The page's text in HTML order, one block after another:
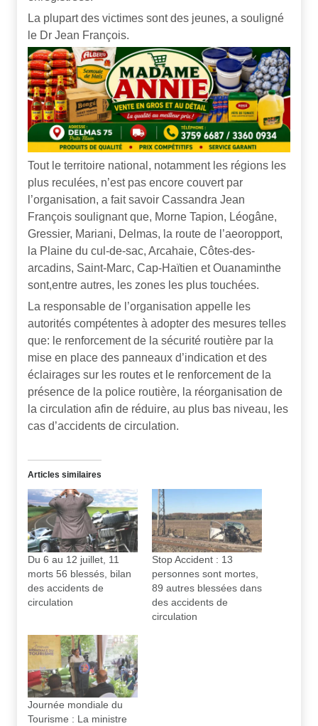
La plupart des victimes sont des jeunes, a souligné
le Dr Jean François.
Tout le territoire national, notamment les régions les
plus reculées, n’est pas encore couvert par
l’organisation, a fait savoir Cassandra Jean
François soulignant que, Morne Tapion, Léogâne,
Gressier, Mariani, Delmas, la route de l’aeoropport,
la Plaine du cul-de-sac, Arcahaie, Côtes-des-
arcadins, Saint-Marc, Cap-Haïtien et Ouanaminthe
sont,entre autres, les zones les plus touchées.
La responsable de l’organisation appelle les
autorités compétentes à adopter des mesures telles
que: le renforcement de la sécurité routière par la
mise en place des panneaux d’indication et des
éclairages sur les routes et le renforcement de la
présence de la police routière, la réorganisation de
la circulation afin de réduire, au plus bas niveau, les
cas d’accidents de circulation.
Articles similaires
Du 6 au 12 juillet, 11
morts 56 blessés, bilan
des accidents de
circulation
Stop Accident : 13
personnes sont mortes,
89 autres blessées dans
des accidents de
circulation
Journée mondiale du
Tourisme : La ministre